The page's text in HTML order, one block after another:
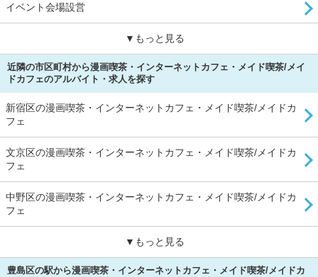
イベント会場設営
▼もっと見る
近隣の市区町村から漫画喫茶・インターネットカフェ・メイド喫茶/メイ
ドカフェのアルバイト・求人を探す
新宿区の漫画喫茶・インターネットカフェ・メイド喫茶/メイドカ
フェ
文京区の漫画喫茶・インターネットカフェ・メイド喫茶/メイドカ
フェ
中野区の漫画喫茶・インターネットカフェ・メイド喫茶/メイドカ
フェ
▼もっと見る
豊島区の駅から漫画喫茶・インターネットカフェ・メイド喫茶/メイドカ